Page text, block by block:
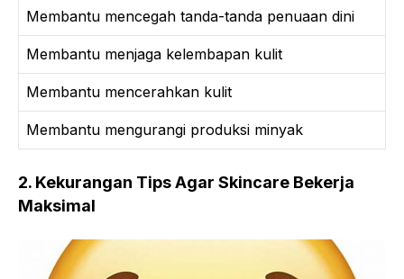
Membantu mencegah tanda-tanda penuaan dini
Membantu menjaga kelembapan kulit
Membantu mencerahkan kulit
Membantu mengurangi produksi minyak
2. Kekurangan Tips Agar Skincare Bekerja
Maksimal